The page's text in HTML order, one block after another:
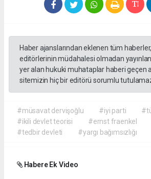
Haber ajanslarından eklenen tüm
editörlerinin müdahalesi olmadan
yer alan hukuki muhataplar haberi geçen
sitemizin hiç bir editörü sorumlu
#müsavat dervişoğlu #iyi parti
#ikili devlet teorisi
#ernst fraenkel
#tedbir devleti
#yargı bağımsızlığı
Habere Ek Video